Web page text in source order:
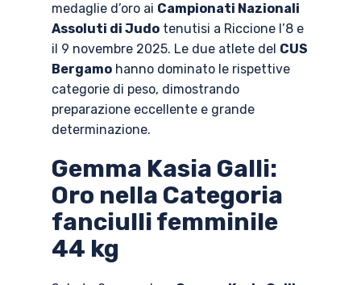
medaglie d’oro ai Campionati Nazionali
Assoluti di Judo tenutisi a Riccione l’8 e
il 9 novembre 2025. Le due atlete del CUS
Bergamo hanno dominato le rispettive
categorie di peso, dimostrando
preparazione eccellente e grande
determinazione.
Gemma Kasia Galli:
Oro nella Categoria
fanciulli femminile
44 kg